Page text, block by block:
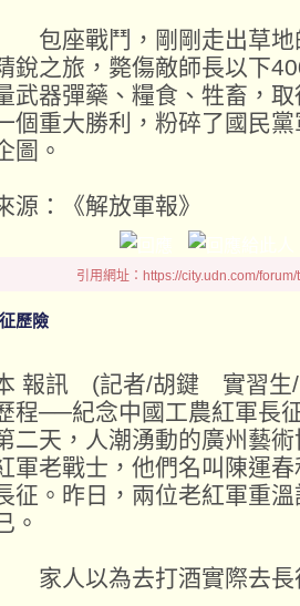
包座戰鬥，剛剛走出草地
銳之旅，斃傷敵師長以下
武器彈藥、糧食、牲畜，
個重大勝利，粉碎了國民
圖。
源：《解放軍報》
引用網址：https://city.udn.com/
歷險
報訊 (記者/胡鍵 實習生/
程──紀念中國工農紅軍長
二天，人潮湧動的廣州藝
軍老戰士，他們名叫陳運
征。昨日，兩位老紅軍重
。
家人以為去打酒實際去長